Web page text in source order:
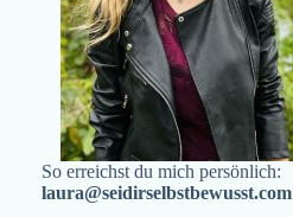
So erreichst du mich persönlich:
laura@seidirselbstbewusst.com